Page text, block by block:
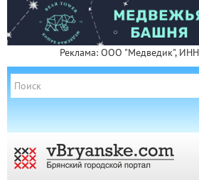
Реклама: ООО "Медведик",